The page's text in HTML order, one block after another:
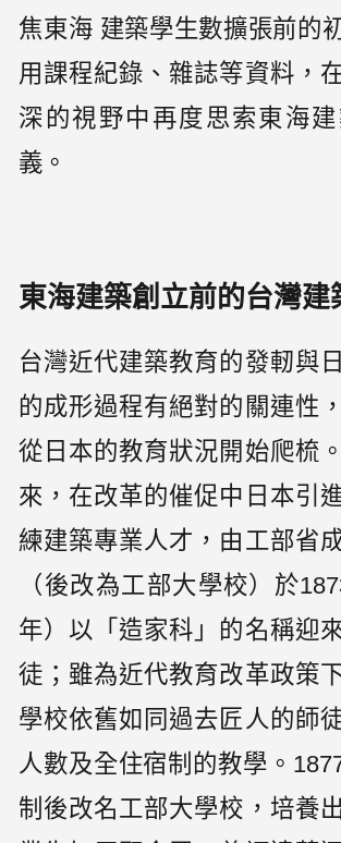
焦東海 建築學生數擴張前的
用課程紀錄、雜誌等資料，
深的視野中再度思索東海
義。
東海建築創立前的台灣建
台灣近代建築教育的發軔與
的成形過程有絕對的關連性
從日本的教育狀況開始爬梳
來，在改革的催促中日本引
練建築專業人才，由工部省
（後改為工部大學校）於
年）以「造家科」的名稱迎
徒；雖為近代教育改革政策
學校依舊如同過去匠人的師
人數及全住宿制的教學。
制後改名工部大學校，培養